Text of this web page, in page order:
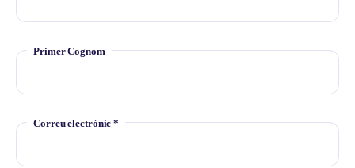
Primer Cognom
Correu electrònic *